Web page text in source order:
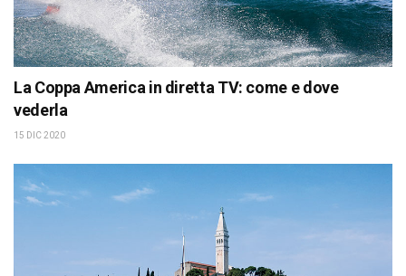
La Coppa America in diretta TV: come e dove
vederla
15 DIC 2020